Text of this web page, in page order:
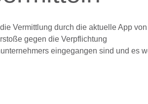
Vermittlung durch die aktuelle App
gegen die Verpflichtung
eingegangen sind und es